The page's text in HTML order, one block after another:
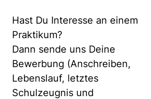
Hast Du Interesse an einem
Praktikum?
Dann sende uns Deine
Bewerbung (Anschreiben,
Lebenslauf, letztes
Schulzeugnis und